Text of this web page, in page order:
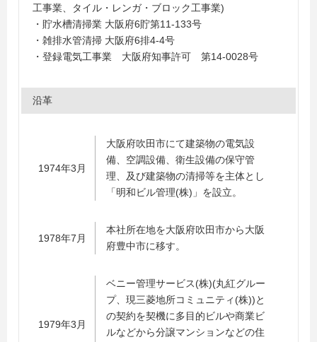
工事業、タイル・レンガ・ブロック工事業)
・貯水槽清掃業 大阪府6貯第11-133号
・雑排水管清掃 大阪府6排4-4号
・登録電気工事業 大阪府知事許可 第14-0028号
沿革
1974年3月
大阪府吹田市にて建築物の電気設
備、空調設備、衛生設備の保守管
理、及び建築物の清掃等を主体とし
「明和ビル管理(株)」を設立。
1978年7月
本社所在地を大阪府吹田市から大阪
府豊中市に移す。
1979年3月
ベニー管理サービス(株)(丸紅グルー
プ、現三菱地所コミュニティ(株))と
の契約を契機に多目的ビルや商業ビ
ルなどから分譲マンションなどの住